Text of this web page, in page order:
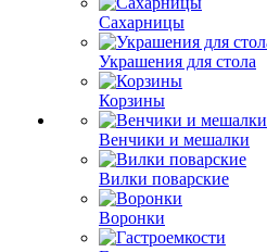
Сахарницы
Украшения для стола
Корзины
Венчики и мешалки
Вилки поварские
Воронки